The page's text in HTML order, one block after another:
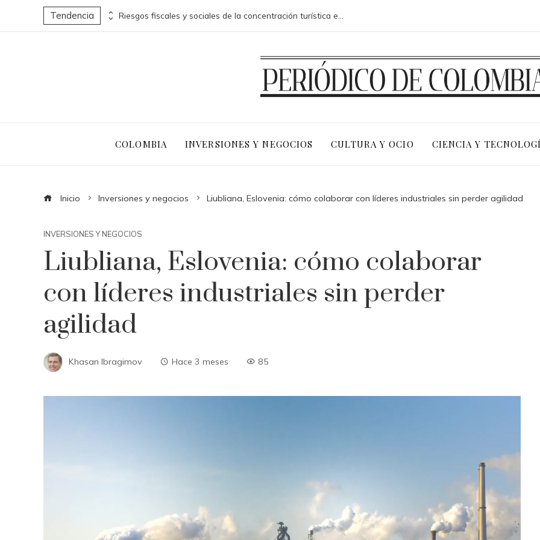
Tendencia
COLOMBIA INVERSIONES Y NEGOCIOS CULTURA Y OCIO CIENCIA Y
Inicio Inversiones y negocios Liubliana, Eslovenia: cómo colaborar con líderes industriales sin perder agilidad
INVERSIONES Y NEGOCIOS
Liubliana, Eslovenia: cómo colaborar
con líderes industriales sin perder
agilidad
Khasan Ibragimov Hace 3 meses 85